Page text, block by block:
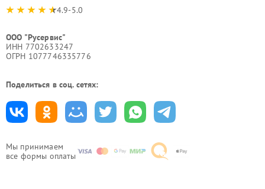
Мы принимаем
все формы оплаты
4.9-5.0
ООО "Русервис"
ИНН 7702633247
ОГРН 1077746335776
Поделиться в соц. сетях: